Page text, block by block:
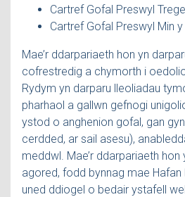
Cartref Gofal Preswyl
Cartref Gofal Preswyl Min y
Mae’r ddarpariaeth hon yn
cofrestredig a chymorth i
Rydym yn darparu lleoliadau
pharhaol a gallwn gefnogi
ystod o anghenion gofal, gan
cerdded, ar sail asesu),
meddwl. Mae’r ddarpariaeth
agored, fodd bynnag mae Hafan
uned ddiogel o bedair ystafell